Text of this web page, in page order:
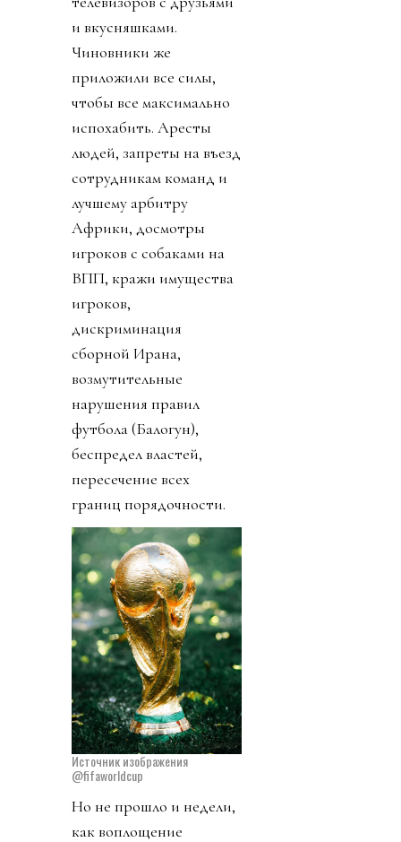
и вкусняшками.
Чиновники же
приложили все силы,
чтобы все максимально
испохабить. Аресты
людей, запреты на въезд
сотрудникам команд и
лучшему арбитру
Африки, досмотры
игроков с собаками на
ВПП, кражи имущества
игроков,
дискриминация
сборной Ирана,
возмутительные
нарушения правил
футбола (Балогун),
беспредел властей,
пересечение всех
границ порядочности.
Источник изображения
@fifaworldcup
Но не прошло и недели,
как воплощение